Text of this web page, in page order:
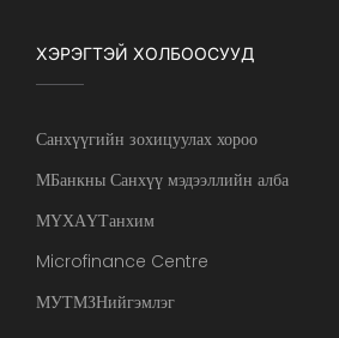
ХЭРЭГТЭЙ ХОЛБООСУУД
Санхүүгийн зохицуулах хороо
МБанкны Санхүү мэдээллийн алба
МҮХАҮТанхим
Microfinance Centre
МУТМЗНийгэмлэг